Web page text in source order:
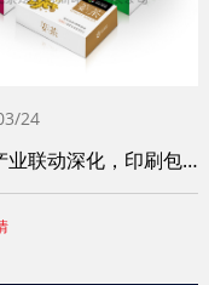
24
区域产业联动深化，印刷包装服务网络不断完